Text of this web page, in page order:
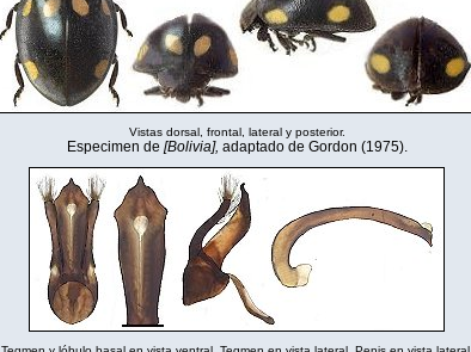
Vistas dorsal, frontal, lateral y posterior.
Especimen de [Bolivia], adaptado de Gordon (1975).